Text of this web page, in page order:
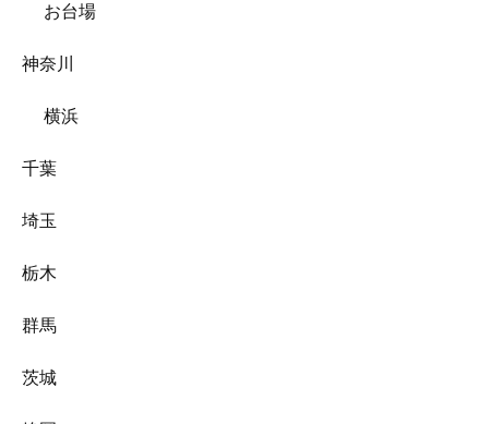
お台場
神奈川
横浜
千葉
埼玉
栃木
群馬
茨城